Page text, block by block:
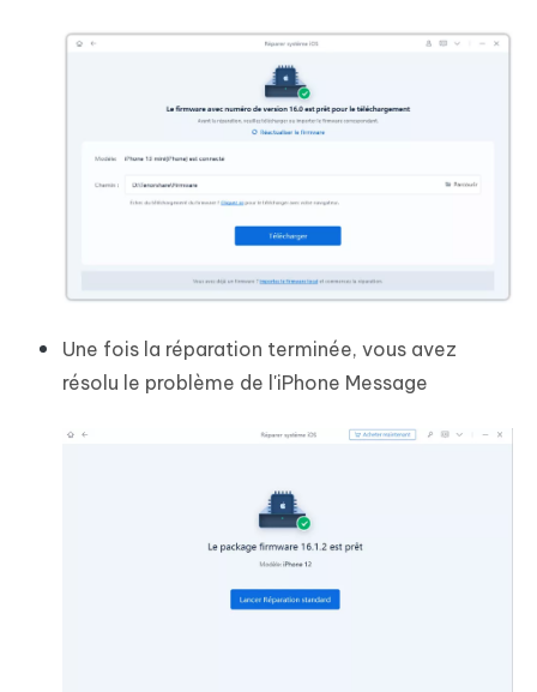
Une fois la réparation terminée, vous avez
résolu le problème de l'iPhone Message